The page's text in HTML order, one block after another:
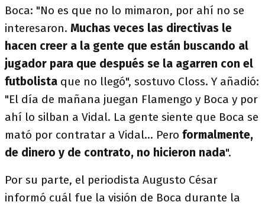
Boca: "No es que no lo mimaron, por ahí no se
interesaron. Muchas veces las directivas le
hacen creer a la gente que están buscando al
jugador para que después se la agarren con el
futbolista que no llegó", sostuvo Closs. Y añadió:
"El día de mañana juegan Flamengo y Boca y por
ahí lo silban a Vidal. La gente siente que Boca se
mató por contratar a Vidal... Pero formalmente,
de dinero y de contrato, no hicieron nada".
Por su parte, el periodista Augusto César
informó cuál fue la visión de Boca durante la